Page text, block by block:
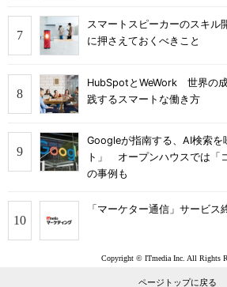
スマートスピーカーのスキル
に押さえておくべきこと
HubSpotとWeWork 世界の
践するスマートな働き方
Googleが指南する、AI検索を
ト」 オープンハウスでは「
の事例も
「マーケター通信」サービス
Copyright © ITmedia Inc. All Rights
ページトップに戻る